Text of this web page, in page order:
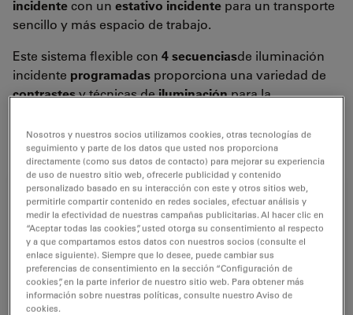
incidentecon un estativo incidente para un transporte
sencillo y más espacio de trabajo.
Este sistema flexible con 4 secuenciasde iluminación
incidente programadas proporciona una variedad de
contrastesy técnicas deiluminaciónpara la
específicas.
Nosotros y nuestros socios utilizamos cookies, otras tecnologías de
seguimiento y parte de los datos que usted nos proporciona
directamente (como sus datos de contacto) para mejorar su experiencia
de uso de nuestro sitio web, ofrecerle publicidad y contenido
personalizado basado en su interacción con este y otros sitios web,
permitirle compartir contenido en redes sociales, efectuar análisis y
medir la efectividad de nuestras campañas publicitarias. Al hacer clic en
“Aceptar todas las cookies”, usted otorga su consentimiento al respecto
y a que compartamos estos datos con nuestros socios (consulte el
enlace siguiente). Siempre que lo desee, puede cambiar sus
preferencias de consentimiento en la sección “Configuración de
cookies”, en la parte inferior de nuestro sitio web. Para obtener más
información sobre nuestras políticas, consulte nuestro Aviso de
cookies.